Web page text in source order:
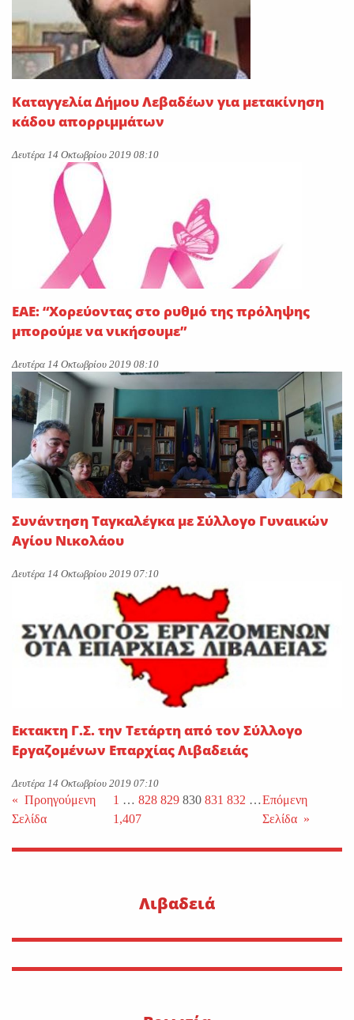
Καταγγελία Δήμου Λεβαδέων για μετακίνηση
κάδου απορριμμάτων
Δευτέρα 14 Οκτωβρίου 2019 08:10
ΕΑΕ: “Χορεύοντας στο ρυθμό της πρόληψης
μπορούμε να νικήσουμε”
Δευτέρα 14 Οκτωβρίου 2019 08:10
Συνάντηση Ταγκαλέγκα με Σύλλογο Γυναικών
Αγίου Νικολάου
Δευτέρα 14 Οκτωβρίου 2019 07:10
Εκτακτη Γ.Σ. την Τετάρτη από τον Σύλλογο
Εργαζομένων Επαρχίας Λιβαδειάς
Δευτέρα 14 Οκτωβρίου 2019 07:10
« Προηγούμενη
Σελίδα
1 … 828 829 830 831 832 …
1,407
Επόμενη
Σελίδα »
Λιβαδειά